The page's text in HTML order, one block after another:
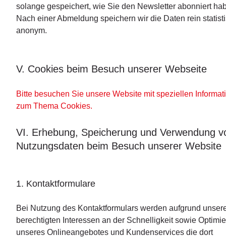
solange gespeichert, wie Sie den Newsletter abonniert
Nach einer Abmeldung speichern wir die Daten rein
anonym.
V. Cookies beim Besuch unserer Webseite
Bitte besuchen Sie unsere Website mit speziellen
zum Thema Cookies.
VI. Erhebung, Speicherung und Verwendung
Nutzungsdaten beim Besuch unserer Website
1. Kontaktformulare
Bei Nutzung des Kontaktformulars werden aufgrund
berechtigten Interessen an der Schnelligkeit sowie
unseres Onlineangebotes und Kundenservices die dort